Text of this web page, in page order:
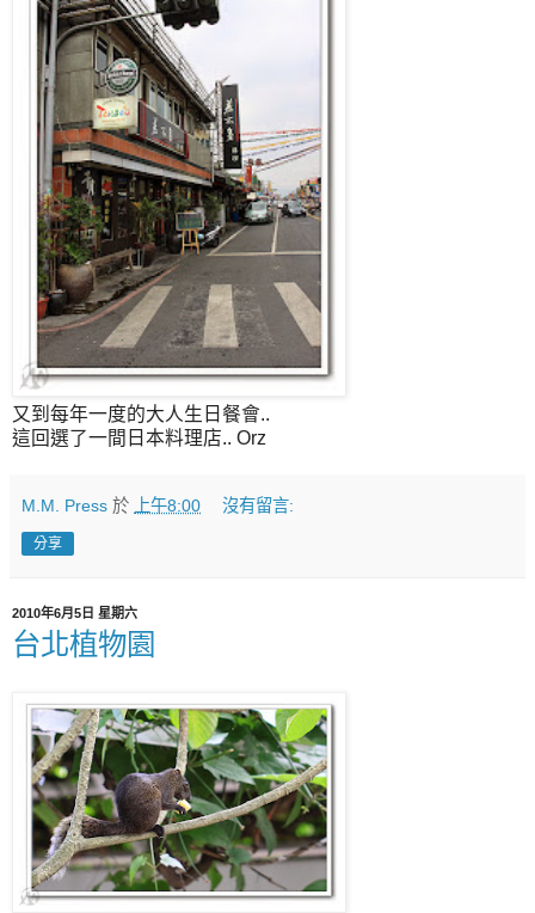
又到每年一度的大人生日餐會..
這回選了一間日本料理店.. Orz
M.M. Press 於 上午8:00 沒有留言:
分享
2010年6月5日 星期六
台北植物園